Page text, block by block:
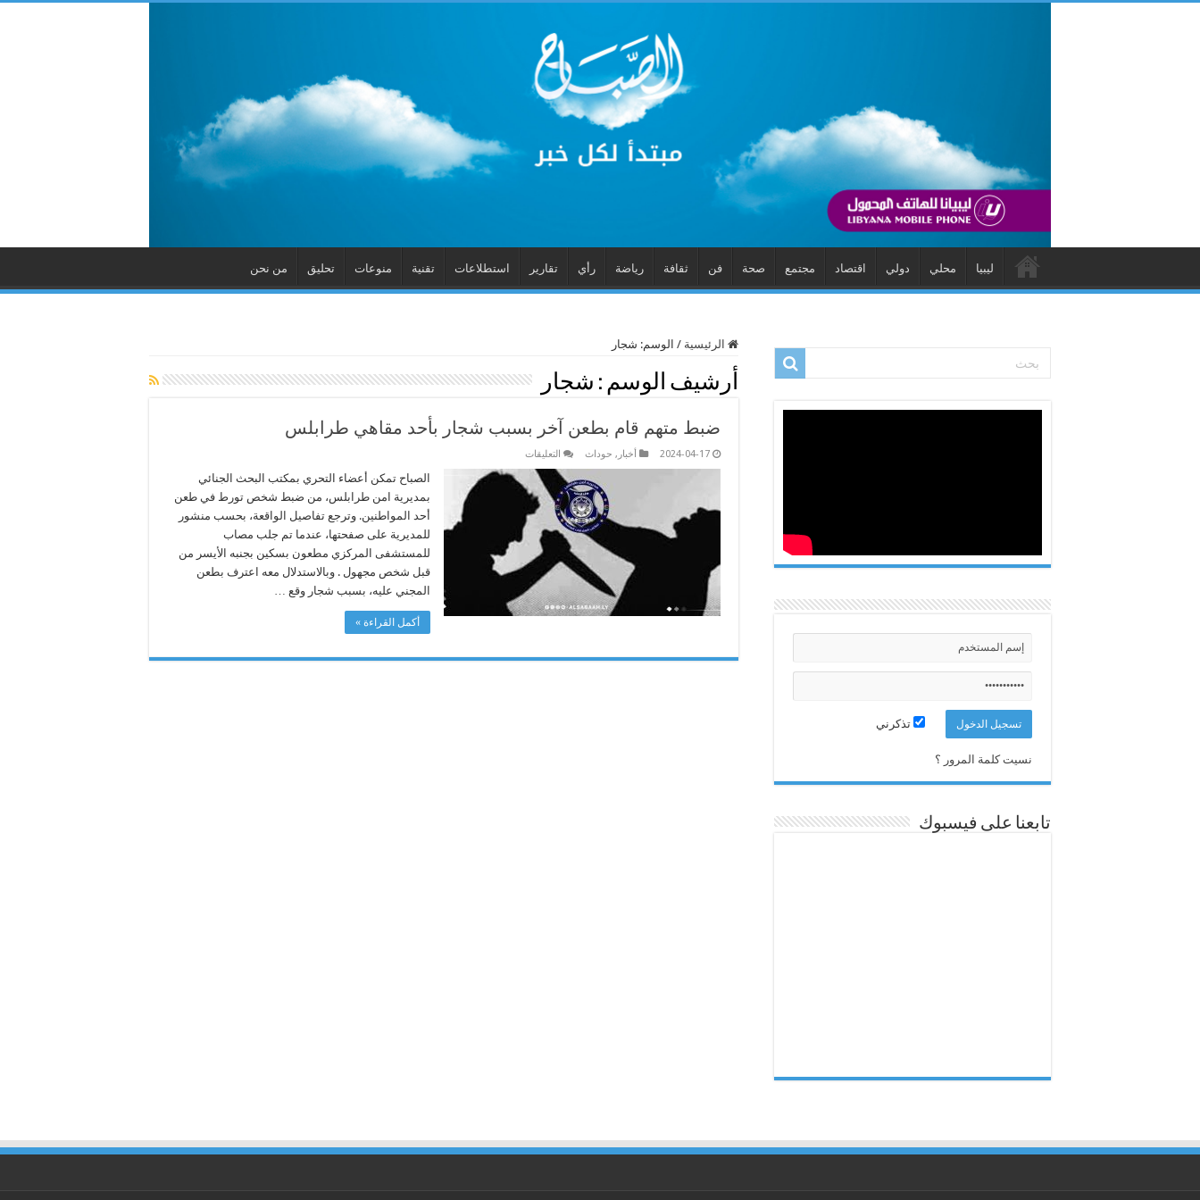
ليبيا محلي دولي اقتصاد مجتمع صحة فن ثقافة رياضة رأي تقارير استطلاعات تقنية منوعات تحليق من نحن
الرئيسية / الوسم: شجار
أرشيف الوسم : شجار
ضبط متهم قام بطعن آخر بسبب شجار بأحد مقاهي طرابلس
2024-04-17 أخبار , حوداث التعليقات
متهم
قام
بسبب
بأحد
مقاهي
طرابلس
الصباح تمكن أعضاء التحري بمكتب البحث الجنائي
بمديرية امن طرابلس، من ضبط شخص تورط في طعن
أحد المواطنين. وترجع تفاصيل الواقعة، بحسب منشور
للمديرية على صفحتها، عندما تم جلب مصاب
للمستشفى المركزي مطعون بسكين بجنبه الأيسر من
قبل شخص مجهول . وبالاستدلال معه اعترف بطعن
المجني عليه، بسبب شجار وقع …
أكمل القراءة »
تذكرني
نسيت كلمة المرور ؟
تابعنا على فيسبوك